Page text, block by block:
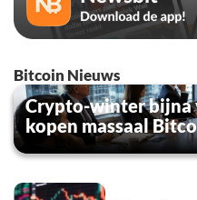
Bitcoin Nieuws
Crypto-winter bijna
kopen massaal